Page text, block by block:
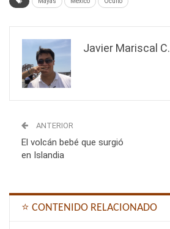
Javier Mariscal C.
ANTERIOR
El volcán bebé que surgió
en Islandia
⭐ CONTENIDO RELACIONADO